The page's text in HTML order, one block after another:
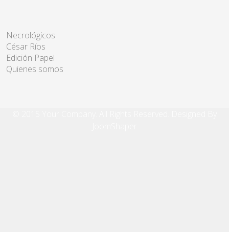
Necrológicos
César Ríos
Edición Papel
Quienes somos